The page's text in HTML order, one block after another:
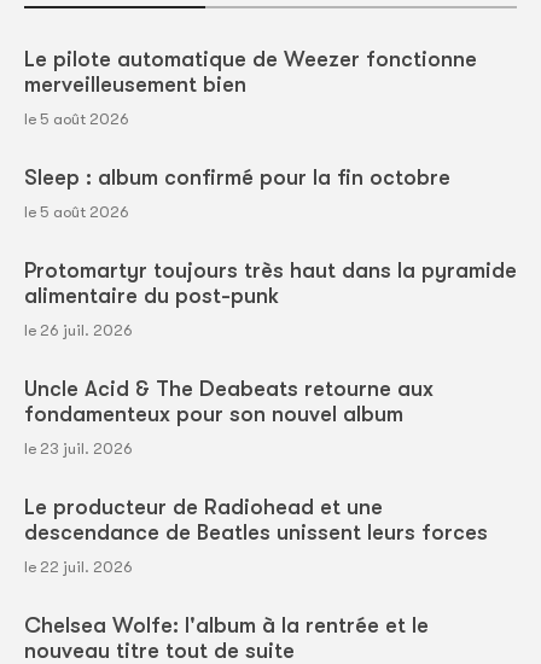
Le pilote automatique de Weezer fonctionne
merveilleusement bien
le 5 août 2026
Sleep : album confirmé pour la fin octobre
le 5 août 2026
Protomartyr toujours très haut dans la pyramide
alimentaire du post-punk
le 26 juil. 2026
Uncle Acid & The Deabeats retourne aux
fondamenteux pour son nouvel album
le 23 juil. 2026
Le producteur de Radiohead et une
descendance de Beatles unissent leurs forces
le 22 juil. 2026
Chelsea Wolfe: l'album à la rentrée et le
nouveau titre tout de suite